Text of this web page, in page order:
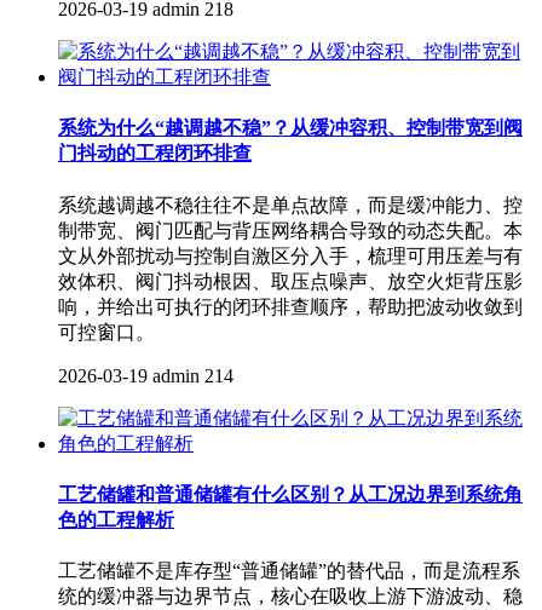
2026-03-19 admin 218
系统为什么“越调越不稳”？从缓冲容积、控制带宽到阀
门抖动的工程闭环排查
系统越调越不稳往往不是单点故障，而是缓冲能力、控
制带宽、阀门匹配与背压网络耦合导致的动态失配。本
文从外部扰动与控制自激区分入手，梳理可用压差与有
效体积、阀门抖动根因、取压点噪声、放空火炬背压影
响，并给出可执行的闭环排查顺序，帮助把波动收敛到
可控窗口。
2026-03-19 admin 214
工艺储罐和普通储罐有什么区别？从工况边界到系统角
色的工程解析
工艺储罐不是库存型“普通储罐”的替代品，而是流程系
统的缓冲器与边界节点，核心在吸收上游下游波动、稳